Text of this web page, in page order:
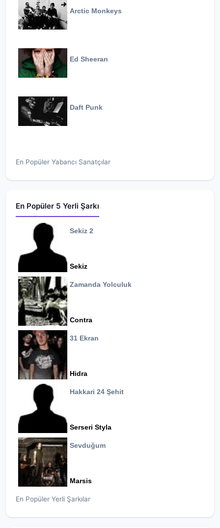
Arctic Monkeys
Ed Sheeran
Daft Punk
En Popüler Yabancı Sanatçılar
En Popüler 5 Yerli Şarkı
Sekiz 2
Sekiz
Zamanda Yolculuk
Contra
31 Ekran
Hidra
Hakkari 24 Şehit
Serseri Styla
Sevduğum
Marsis
En Popüler Yerli Şarkılar